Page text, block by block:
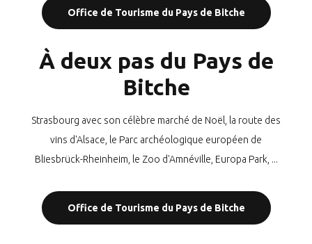
Office de Tourisme du Pays de Bitche
À deux pas du Pays de
Bitche
Strasbourg avec son célèbre marché de Noël, la route des
vins d'Alsace, le Parc archéologique européen de
Bliesbrück-Rheinheim, le Zoo d'Amnéville, Europa Park, ...
Office de Tourisme du Pays de Bitche